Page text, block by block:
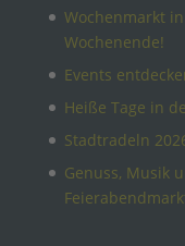
Wochenmarkt
Wochenende!
Events
Heiße Tage in
Stadtradeln
Genuss, Musik